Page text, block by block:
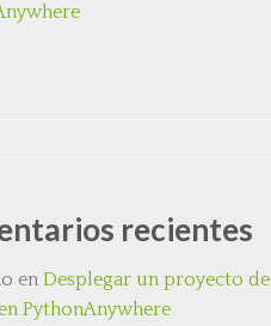
recientes
enDesplegar un proyecto de
PythonAnywhere